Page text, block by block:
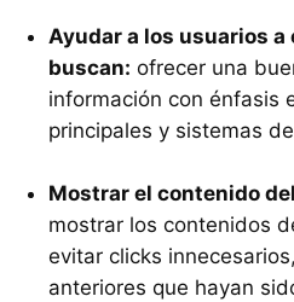
Ayudar a los usuarios
buscan: ofrecer una
información con énfasis
principales y sistemas
Mostrar el contenido
mostrar los contenidos
evitar clicks
anteriores que hayan